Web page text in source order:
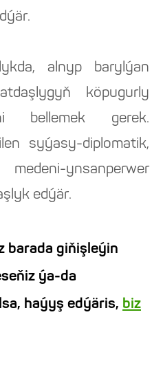
alnyp barylýan
köpugurly
bellemek gerek.
syýasy-diplomatik,
ynsanperwer
edýär.
barada giňişleýin
ýa-da
haýyş edýäris, biz